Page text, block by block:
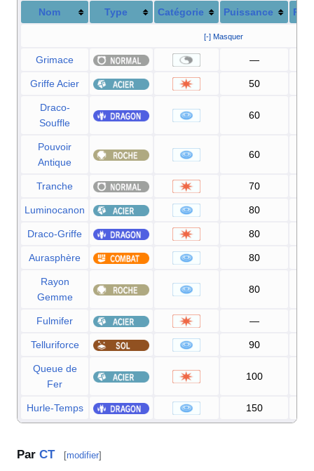
Nom Type Catégorie Puissance
[-] Masquer
Grimace —
Griffe Acier 50
Draco-
Souffle
60
Pouvoir
Antique
60
Tranche 70
Luminocanon 80
Draco-Griffe 80
Aurasphère 80
Rayon
Gemme
80
Fulmifer —
Telluriforce 90
Queue de
Fer
100
Hurle-Temps 150
Par CT [modifier]